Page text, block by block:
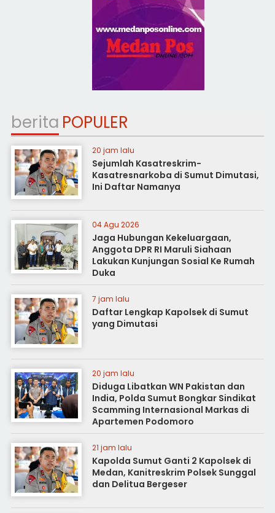
berita POPULER
20 jam lalu
Sejumlah Kasatreskrim-
Kasatresnarkoba di Sumut Dimutasi,
Ini Daftar Namanya
04 Agu 2026
Jaga Hubungan Kekeluargaan,
Anggota DPR RI Maruli Siahaan
Lakukan Kunjungan Sosial Ke Rumah
Duka
7 jam lalu
Daftar Lengkap Kapolsek di Sumut
yang Dimutasi
20 jam lalu
Diduga Libatkan WN Pakistan dan
India, Polda Sumut Bongkar Sindikat
Scamming Internasional Markas di
Apartemen Podomoro
21 jam lalu
Kapolda Sumut Ganti 2 Kapolsek di
Medan, Kanitreskrim Polsek Sunggal
dan Delitua Bergeser